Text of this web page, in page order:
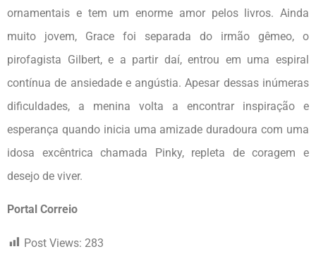
ornamentais e tem um enorme amor pelos livros. Ainda
muito jovem, Grace foi separada do irmão gêmeo, o
pirofagista Gilbert, e a partir daí, entrou em uma espiral
contínua de ansiedade e angústia. Apesar dessas inúmeras
dificuldades, a menina volta a encontrar inspiração e
esperança quando inicia uma amizade duradoura com uma
idosa excêntrica chamada Pinky, repleta de coragem e
desejo de viver.
Portal Correio
Post Views: 283